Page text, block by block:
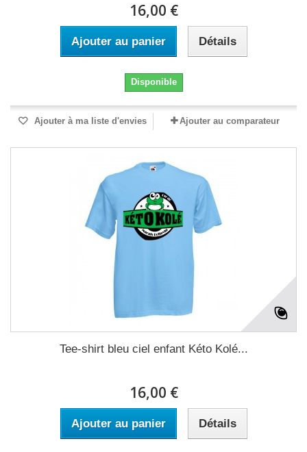
16,00 €
Ajouter au panier Détails
Disponible
Ajouter à ma liste d'envies Ajouter au comparateur
Tee-shirt bleu ciel enfant Kéto Kolé...
16,00 €
Ajouter au panier Détails